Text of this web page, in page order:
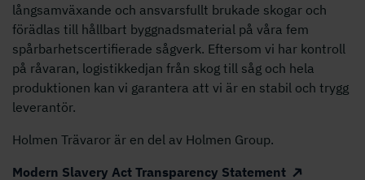
långsamväxande och ansvarsfullt brukade skogar och
förädlas till hållbart byggnadsmaterial på våra fem
spårbarhetscertifierade sågverk. Eftersom vi har kontroll
på råvaran, logistikkedjan från skog till såg och hela
produktionen kan vi garantera att vi är en stabil och trygg
leverantör.
Holmen Trävaror är en del av Holmen Group.
Modern Slavery Act Transparency Statement